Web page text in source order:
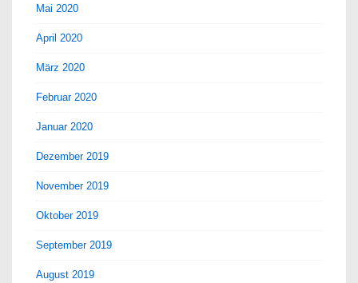
Mai 2020
April 2020
März 2020
Februar 2020
Januar 2020
Dezember 2019
November 2019
Oktober 2019
September 2019
August 2019